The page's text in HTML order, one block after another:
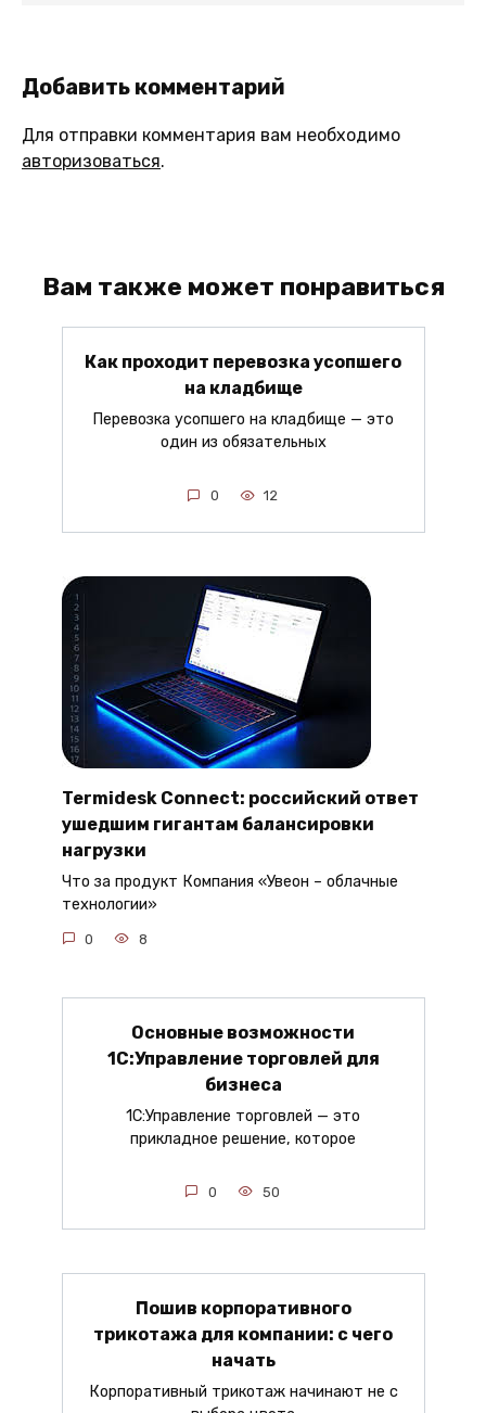
Добавить комментарий
Для отправки комментария вам необходимо
авторизоваться.
Вам также может понравиться
Как проходит перевозка усопшего
на кладбище
Перевозка усопшего на кладбище — это
один из обязательных
0 12
Termidesk Connect: российский ответ
ушедшим гигантам балансировки
нагрузки
Что за продукт Компания «Увеон – облачные
технологии»
0 8
Основные возможности
1С:Управление торговлей для
бизнеса
1С:Управление торговлей — это
прикладное решение, которое
0 50
Пошив корпоративного
трикотажа для компании: с чего
начать
Корпоративный трикотаж начинают не с